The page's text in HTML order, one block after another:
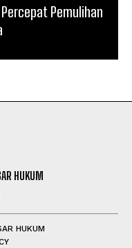
Pemulihan
HUKUM
HUKUM